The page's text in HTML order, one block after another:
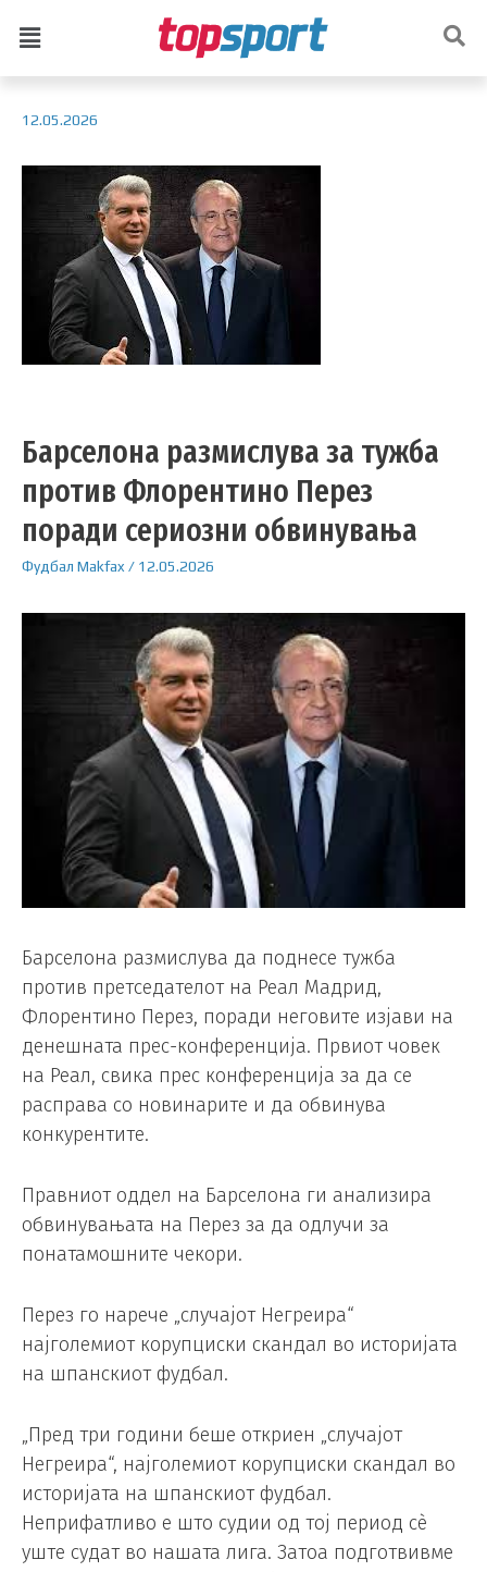
12.05.2026
Барселона размислува за тужба
против Флорентино Перез
поради сериозни обвинувања
Фудбал Makfax / 12.05.2026
Барселона размислува да поднесе тужба
против претседателот на Реал Мадрид,
Флорентино Перез, поради неговите изјави на
денешната прес-конференција. Првиот човек
на Реал, свика прес конференција за да се
расправа со новинарите и да обвинува
конкурентите.
Правниот оддел на Барселона ги анализира
обвинувањата на Перез за да одлучи за
понатамошните чекори.
Перез го нарече „случајот Негреира“
најголемиот корупциски скандал во историјата
на шпанскиот фудбал.
„Пред три години беше откриен „случајот
Негреира“, најголемиот корупциски скандал во
историјата на шпанскиот фудбал.
Неприфатливо е што судии од тој период сè
уште судат во нашата лига. Затоа подготвивме